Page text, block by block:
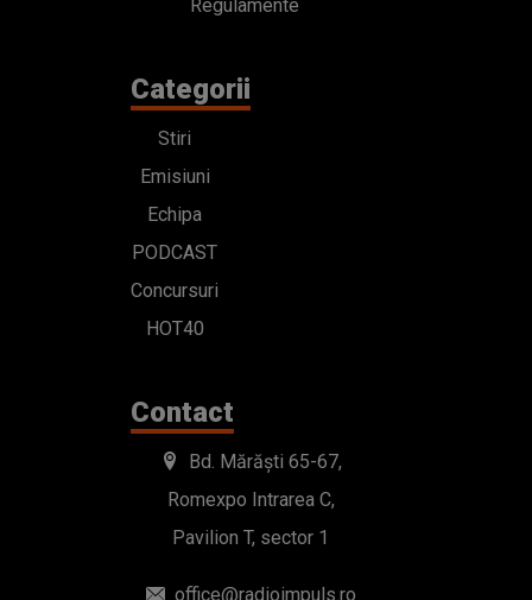
Regulamente
Categorii
Stiri
Emisiuni
Echipa
PODCAST
Concursuri
HOT40
Contact
Bd. Mărăști 65-67,
Romexpo Intrarea C,
Pavilion T, sector 1
office@radioimpuls.ro